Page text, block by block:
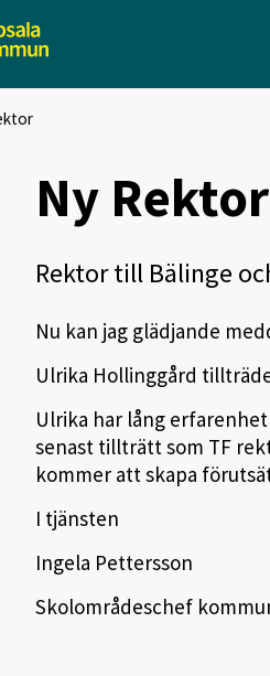
Ny Rektor
Rektor till Bälinge
Nu kan jag glädjande
Ulrika Hollinggård
Ulrika har lång
senast tillträtt som TF
kommer att skapa
I tjänsten
Ingela Pettersson
Skolområdeschef